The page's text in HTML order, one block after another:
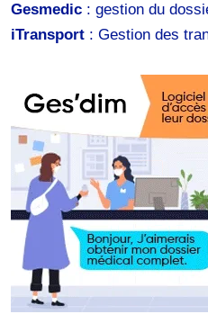
Gesmedic : gestion du
iTransport : Gestion des